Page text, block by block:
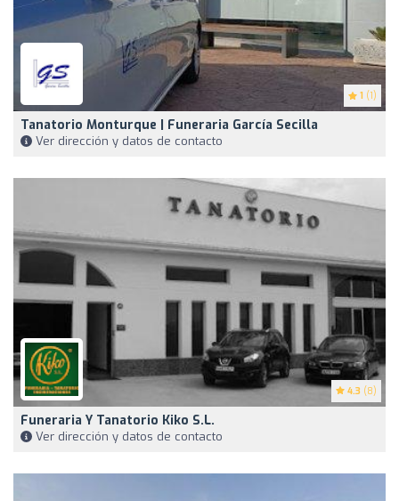
1 (1)
Tanatorio Monturque | Funeraria García Secilla
Ver dirección y datos de contacto
4.3 (8)
Funeraria Y Tanatorio Kiko S.L.
Ver dirección y datos de contacto